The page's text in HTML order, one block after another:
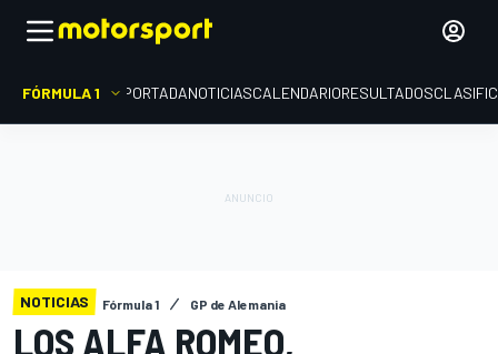
FÓRMULA 1 PORTADANOTICIASCALENDARIORESULTADOS
NOTICIAS Fórmula 1 GP de Alemania
LOS ALFA ROMEO,